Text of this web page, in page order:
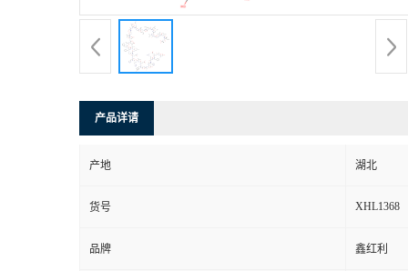
产品详请
产地 湖北
货号 XHL1368
品牌 鑫红利